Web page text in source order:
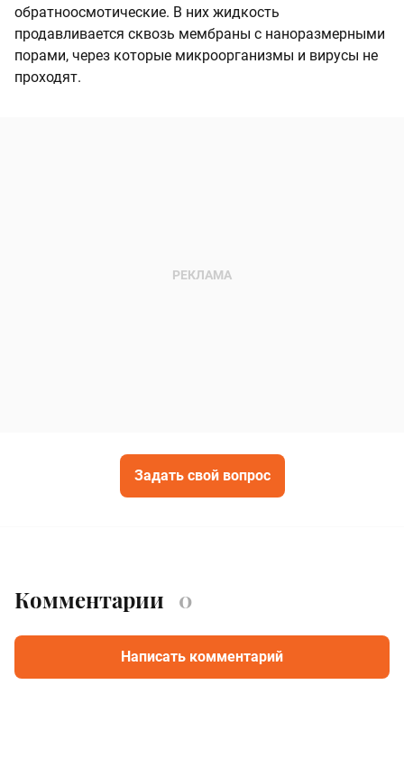
обратноосмотические. В них жидкость
продавливается сквозь мембраны с наноразмерными
порами, через которые микроорганизмы и вирусы не
проходят.
Задать свой вопрос
Комментарии 0
Написать комментарий